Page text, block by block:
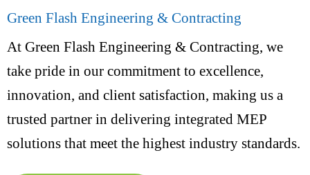
Green Flash Engineering & Contracting
At Green Flash Engineering & Contracting, we
take pride in our commitment to excellence,
innovation, and client satisfaction, making us a
trusted partner in delivering integrated MEP
solutions that meet the highest industry standards.